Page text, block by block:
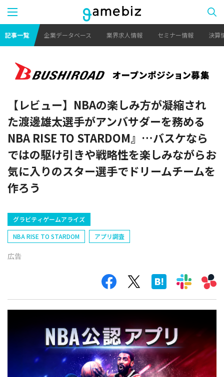
記事一覧 企業データベース 業界求人情報 セミナー情報 決算
【レビュー】NBAの楽しみ方が凝縮され
た渡邊雄太選手がアンバサダーを務める
NBA RISE TO STARDOM』…バスケなら
ではの駆け引きや戦略性を楽しみながらお
気に入りのスター選手でドリームチームを
作ろう
グラビティゲームアライズ
NBA RISE TO STARDOM
アプリ調査
広告